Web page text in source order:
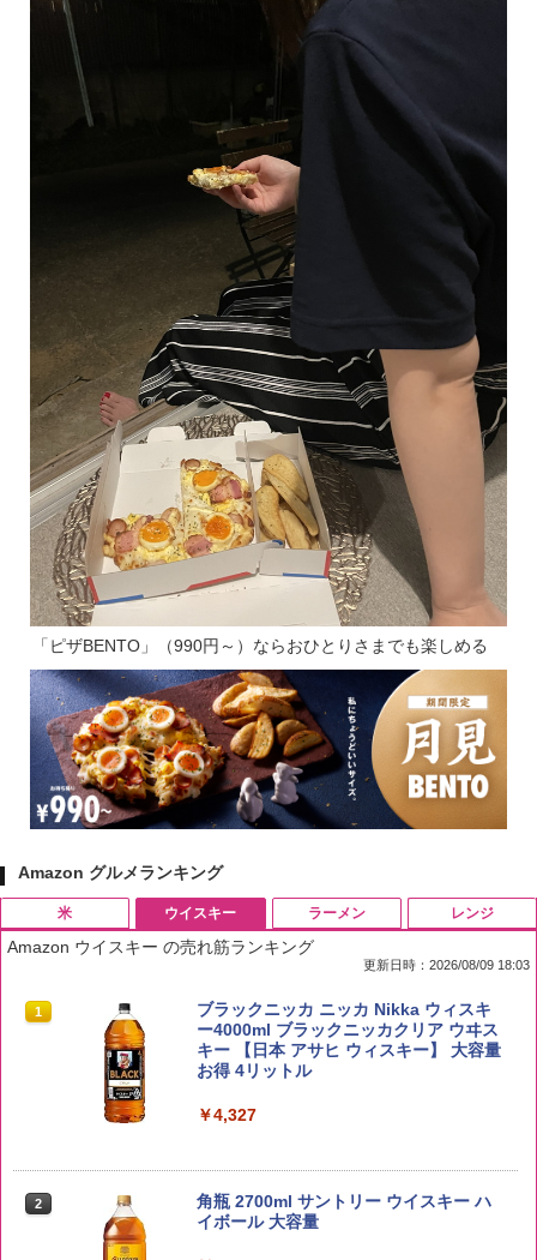
「ピザBENTO」（990円～）ならおひとりさまでも楽しめる
Amazon グルメランキング
米
1 by Amazon 国産ブレンド米 精米 5kg
￥2,650
kg 業務用 お米マイスターブレンド
ウイスキー
Amazon ウイスキー の売れ筋ランキング
更新日時：2026/08/09 18:03
1
ブラックニッカ ニッカ Nikka ウィスキ
ー4000ml ブラックニッカクリア ウヰス
キー 【日本 アサヒ ウィスキー】 大容量
お得 4リットル
￥4,327
2
角瓶 2700ml サントリー ウイスキー ハ
イボール 大容量
ラーメン レンジ